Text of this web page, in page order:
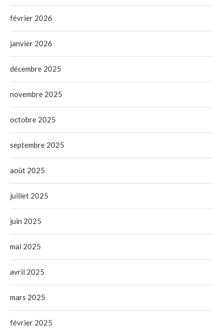
février 2026
janvier 2026
décembre 2025
novembre 2025
octobre 2025
septembre 2025
août 2025
juillet 2025
juin 2025
mai 2025
avril 2025
mars 2025
février 2025